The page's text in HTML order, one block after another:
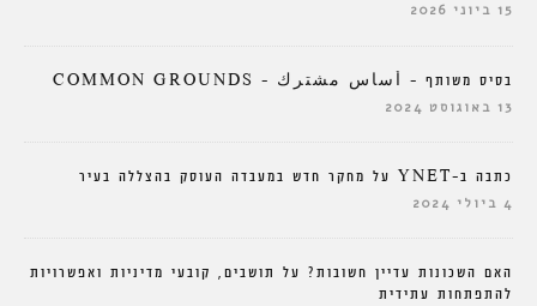
15 ביוני 2026
בסיס משותף – أساس مشترك – COMMON GROUNDS
13 באוגוסט 2024
כתבה ב-YNET על מחקר חדש במעבדה העוסק בהצללה בעיר
4 ביולי 2024
האם השכונות עדיין חשובות? על תושבים, קובעי מדיניות ואפשרויות
להתפתחות עתידית